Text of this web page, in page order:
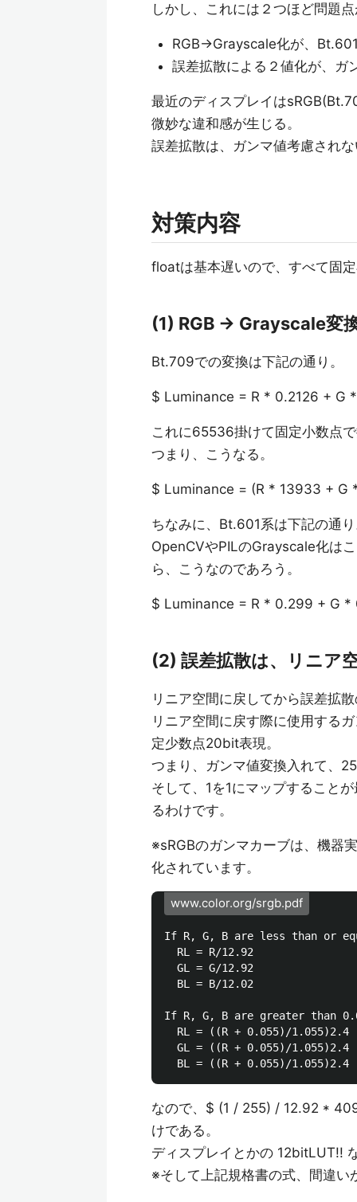
しかし、これには２つほど問題
RGB→Grayscale化が、
誤差拡散による２値化が、ガ
最近のディスプレイは
微妙な違和感が生じる。
誤差拡散は、ガンマ値考慮され
対策内容
floatは基本遅いので、すべて固
(1) RGB → Grayscale変
Bt.709での変換は下記の通り。
$ Luminance = R * 0.2126 + G
これに65536掛けて固定小数点
つまり、こうなる。
$ Luminance = (R * 13933 +
ちなみに、Bt.601系は下記の通
OpenCVやPILのGrayscale化は
ら、こうなのであろう。
$ Luminance = R * 0.299 + G *
(2) 誤差拡散は、リニア
リニア空間に戻してから誤差拡
リニア空間に戻す際に使用する
定少数点20bit表現。
つまり、ガンマ値変換入れて、
そして、1を1にマップすること
るわけです。
※sRGBのガンマカーブは、機器
化されています。
www.color.org/srgb.pdf
If R, G, B are less than or
  RL = R/12.92
  GL = G/12.92
  BL = B/12.02
If R, G, B are greater than
  RL = ((R + 0.055)/1.055)2.4
  GL = ((R + 0.055)/1.055)2.4
なので、$ (1 / 255) / 12.92 *
けである。
ディスプレイとかの 12bitLUT!!
※そして上記規格書の式、間違い